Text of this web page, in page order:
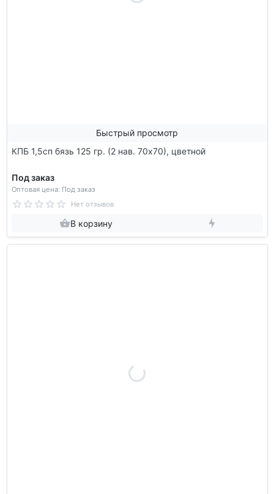
Быстрый просмотр
КПБ 1,5сп бязь 125 гр. (2 нав. 70х70), цветной
Под заказ
Оптовая цена: Под заказ
Нет отзывов
В корзину